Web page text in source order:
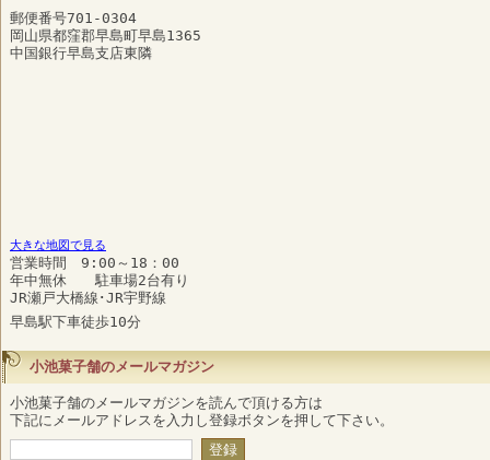
郵便番号701-0304
岡山県都窪郡早島町早島1365
中国銀行早島支店東隣
大きな地図で見る
営業時間 9:00～18：00
年中無休 駐車場2台有り
JR瀬戸大橋線･JR宇野線
早島駅下車徒歩10分
小池菓子舗のメールマガジン
小池菓子舗のメールマガジンを読んで頂ける方は
下記にメールアドレスを入力し登録ボタンを押して下さい。